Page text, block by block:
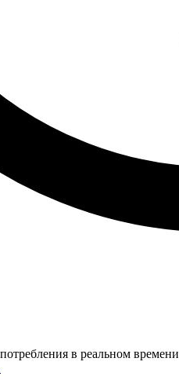
в реальном времени